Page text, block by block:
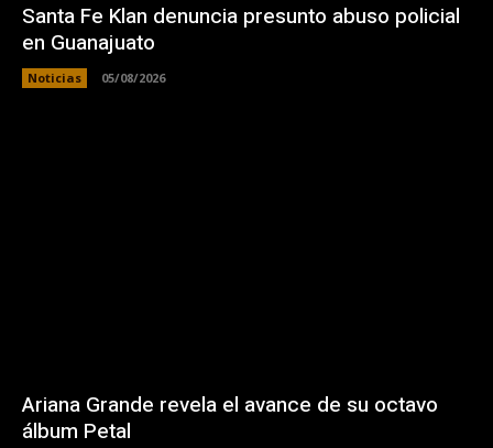
Santa Fe Klan denuncia presunto abuso policial
en Guanajuato
Noticias 05/08/2026
Ariana Grande revela el avance de su octavo
álbum Petal